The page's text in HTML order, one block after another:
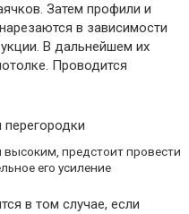
Затем профили и
в зависимости
В дальнейшем их
Проводится
высоким, предстоит провести
его усиление
в том случае, если